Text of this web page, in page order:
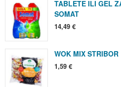
TABLETE ILI GEL
SOMAT
14,49 €
WOK MIX STRIBOR
1,59 €